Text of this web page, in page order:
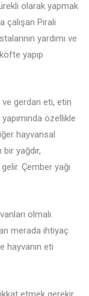
olarak yapmak
çalışan Pirali
yardımı ve
yapıp
gerdan eti, etin
özellikle
hayvansal
yağdır,
Çember yağı
olmalı.
merada ihtiyaç
hayvanın eti